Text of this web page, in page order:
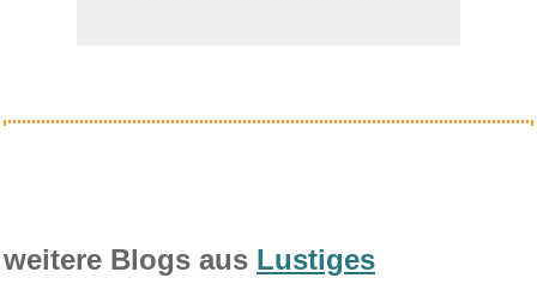
weitere Blogs aus Lustiges